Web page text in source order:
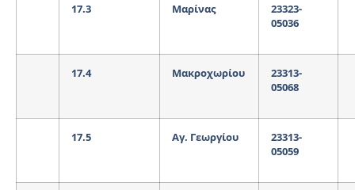
17.3 Μαρίνας
23323-
05036
17.4 Μακροχωρίου
23313-
05068
17.5 Αγ. Γεωργίου
23313-
05059